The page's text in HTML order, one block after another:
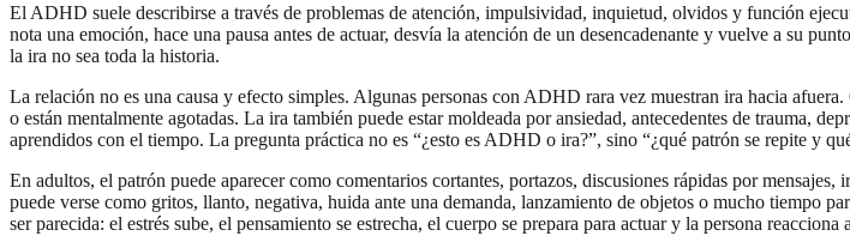
El ADHD suele describirse a través de problemas de atención, impulsividad, inquietud, olvidos y función
nota una emoción, hace una pausa antes de actuar, desvía la atención de un desencadenante y vuelve a su
la ira no sea toda la historia.
La relación no es una causa y efecto simples. Algunas personas con ADHD rara vez muestran ira hacia
o están mentalmente agotadas. La ira también puede estar moldeada por ansiedad, antecedentes de trauma,
aprendidos con el tiempo. La pregunta práctica no es “¿esto es ADHD o ira?”, sino “¿qué patrón se repite y
En adultos, el patrón puede aparecer como comentarios cortantes, portazos, discusiones rápidas por
puede verse como gritos, llanto, negativa, huida ante una demanda, lanzamiento de objetos o mucho tiempo
ser parecida: el estrés sube, el pensamiento se estrecha, el cuerpo se prepara para actuar y la persona